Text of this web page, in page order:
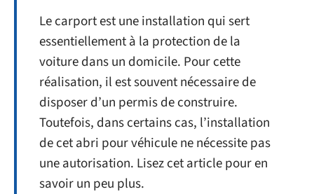
Le carport est une installation qui sert
essentiellement à la protection de la
voiture dans un domicile. Pour cette
réalisation, il est souvent nécessaire de
disposer d’un permis de construire.
Toutefois, dans certains cas, l’installation
de cet abri pour véhicule ne nécessite pas
une autorisation. Lisez cet article pour en
savoir un peu plus.